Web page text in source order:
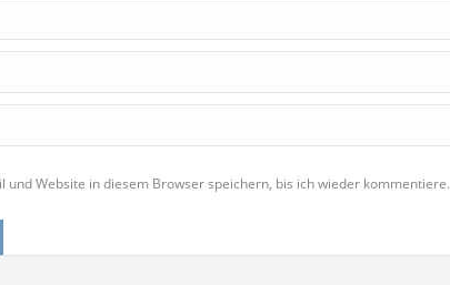
und Website in diesem Browser speichern, bis ich wieder kommentiere.